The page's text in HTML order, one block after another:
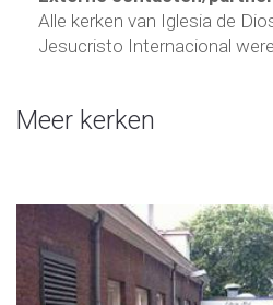
Alle kerken van Iglesia de
Jesucristo Internacional
Meer kerken